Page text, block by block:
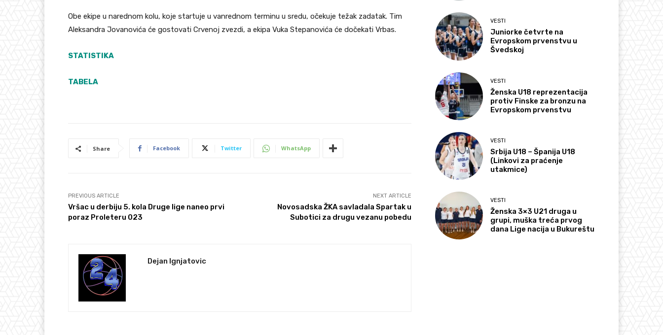
Obe ekipe u narednom kolu, koje startuje u vanrednom terminu u sredu, očekuje težak zadatak. Tim
Aleksandra Jovanovića će gostovati Crvenoj zvezdi, a ekipa Vuka Stepanovića će dočekati Vrbas.
STATISTIKA
TABELA
Share Facebook Twitter WhatsApp
PREVIOUS ARTICLE
Vršac u derbiju 5. kola Druge lige naneo prvi
poraz Proleteru 023
NEXT ARTICLE
Novosadska ŽKA savladala Spartak u
Subotici za drugu vezanu pobedu
Dejan Ignjatovic
VESTI
Juniorke četvrte na
Evropskom prvenstvu u
Švedskoj
VESTI
Ženska U18 reprezentacija
protiv Finske za bronzu na
Evropskom prvenstvu
VESTI
Srbija U18 – Španija U18
(Linkovi za praćenje
utakmice)
VESTI
Ženska 3×3 U21 druga u
grupi, muška treća prvog
dana Lige nacija u Bukureštu